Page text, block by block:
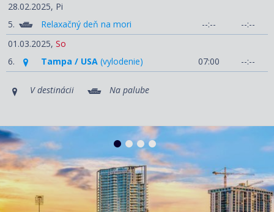
28.02.2025, Pi
5.
Relaxačný deň na mori --:--
--:--
01.03.2025, So
6.
Tampa / USA (vylodenie) 07:00 --:--
V destinácii Na palube